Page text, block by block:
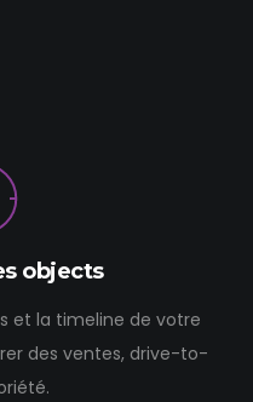
objects
et la timeline de votre
des ventes, drive-to-